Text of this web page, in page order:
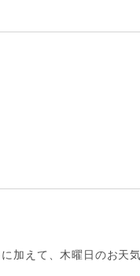
加えて、木曜日のお天